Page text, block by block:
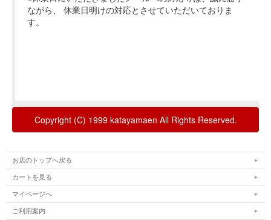
お店のトップへ戻る
カートを見る
マイページへ
ご利用案内